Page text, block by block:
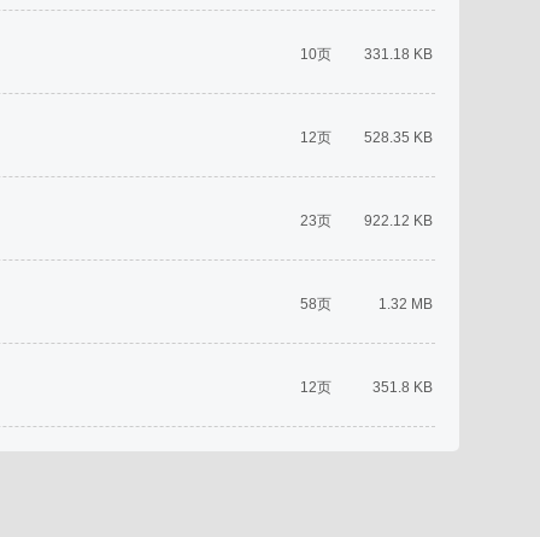
331.18 KB
10页
528.35 KB
12页
922.12 KB
23页
1.32 MB
58页
351.8 KB
12页